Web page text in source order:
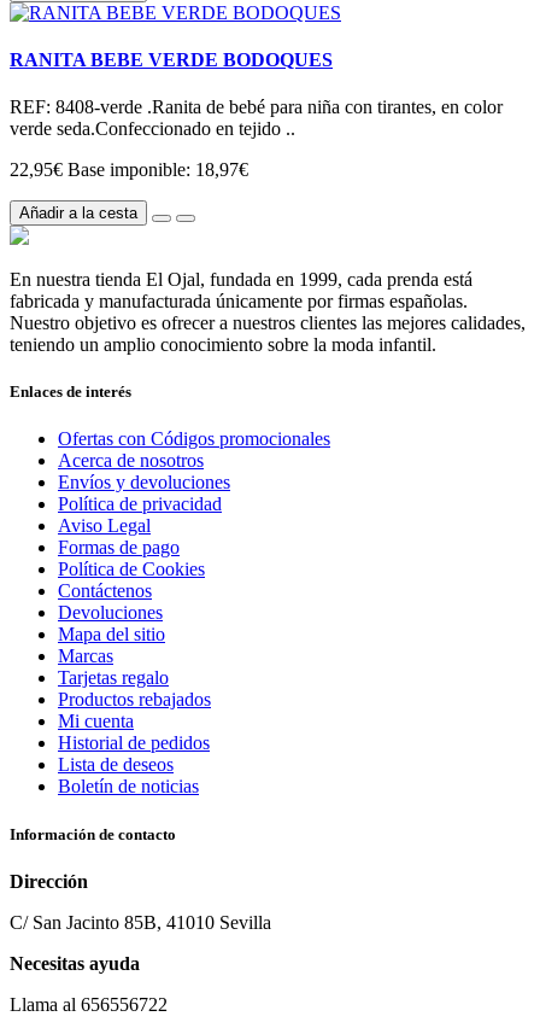
RANITA BEBE VERDE BODOQUES
REF: 8408-verde .Ranita de bebé para niña con tirantes, en color
verde seda.Confeccionado en tejido ..
22,95€ Base imponible: 18,97€
Añadir a la cesta
En nuestra tienda El Ojal, fundada en 1999, cada prenda está
fabricada y manufacturada únicamente por firmas españolas.
Nuestro objetivo es ofrecer a nuestros clientes las mejores calidades,
teniendo un amplio conocimiento sobre la moda infantil.
Enlaces de interés
Ofertas con Códigos promocionales
Acerca de nosotros
Envíos y devoluciones
Política de privacidad
Aviso Legal
Formas de pago
Política de Cookies
Contáctenos
Devoluciones
Mapa del sitio
Marcas
Tarjetas regalo
Productos rebajados
Mi cuenta
Historial de pedidos
Lista de deseos
Boletín de noticias
Información de contacto
Dirección
C/ San Jacinto 85B, 41010 Sevilla
Necesitas ayuda
Llama al 656556722